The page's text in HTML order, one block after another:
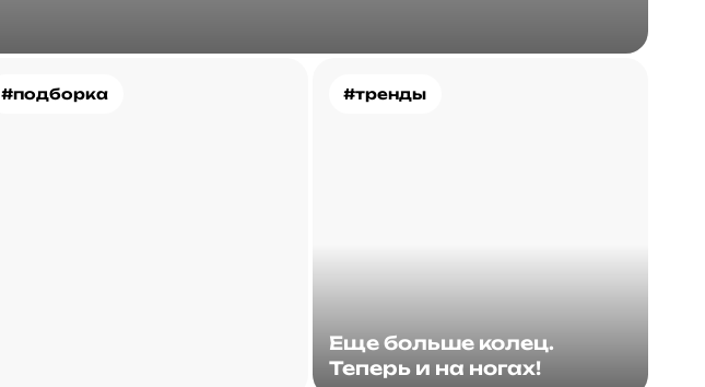
#подборка #тренды
Еще больше колец.
Теперь и на ногах!